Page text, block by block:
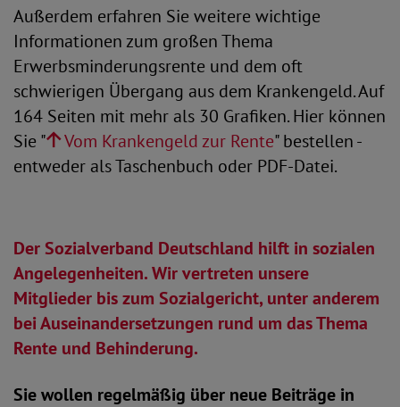
Außerdem erfahren Sie weitere wichtige
Informationen zum großen Thema
Erwerbsminderungsrente und dem oft
schwierigen Übergang aus dem Krankengeld. Auf
164 Seiten mit mehr als 30 Grafiken. Hier können
Sie "
Vom Krankengeld zur Rente" bestellen -
entweder als Taschenbuch oder PDF-Datei.
Der Sozialverband Deutschland hilft in sozialen
Angelegenheiten. Wir vertreten unsere
Mitglieder bis zum Sozialgericht, unter anderem
bei Auseinandersetzungen rund um das Thema
Rente und Behinderung.
Sie wollen regelmäßig über neue Beiträge in